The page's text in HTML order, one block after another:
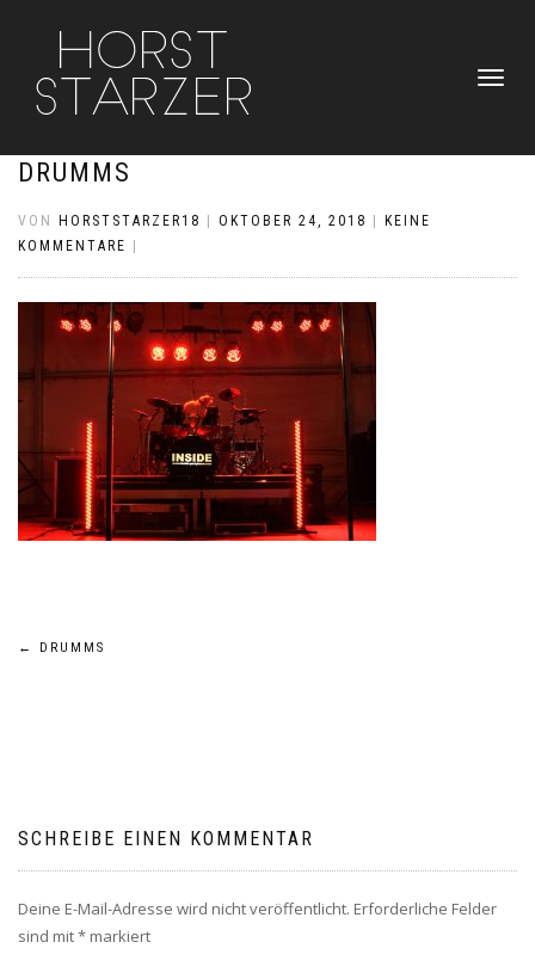
DRUMMS
VON HORSTSTARZER18 OKTOBER 24, 2018
KEINE
KOMMENTARE
Beitragsnavigation
← DRUMMS
SCHREIBE EINEN KOMMENTAR
Deine E-Mail-Adresse wird nicht veröffentlicht. Erforderliche Felder
sind mit* markiert